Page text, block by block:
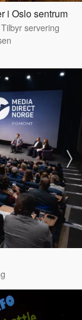
i Oslo sentrum
Tilbyr servering